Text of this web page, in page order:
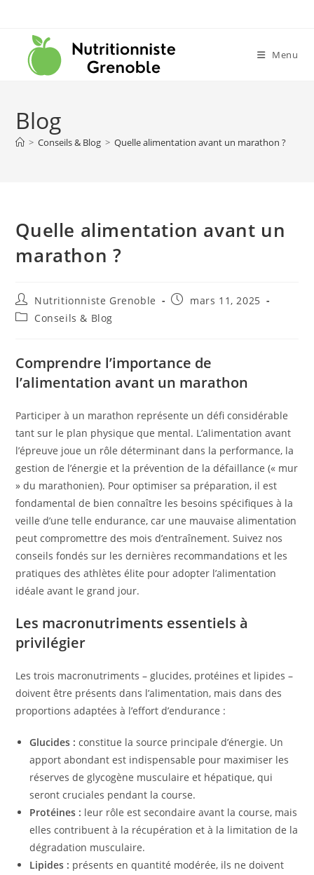
Menu
Blog
> Conseils & Blog > Quelle alimentation avant un marathon ?
Quelle alimentation avant un
marathon ?
Nutritionniste Grenoble
mars 11, 2025
Conseils & Blog
Comprendre l’importance de
l’alimentation avant un marathon
Participer à un marathon représente un défi considérable
tant sur le plan physique que mental. L’alimentation avant
l’épreuve joue un rôle déterminant dans la performance, la
gestion de l’énergie et la prévention de la défaillance (« mur
» du marathonien). Pour optimiser sa préparation, il est
fondamental de bien connaître les besoins spécifiques à la
veille d’une telle endurance, car une mauvaise alimentation
peut compromettre des mois d’entraînement. Suivez nos
conseils fondés sur les dernières recommandations et les
pratiques des athlètes élite pour adopter l’alimentation
idéale avant le grand jour.
Les macronutriments essentiels à
privilégier
Les trois macronutriments – glucides, protéines et lipides –
doivent être présents dans l’alimentation, mais dans des
proportions adaptées à l’effort d’endurance :
Glucides : constitue la source principale d’énergie. Un
apport abondant est indispensable pour maximiser les
réserves de glycogène musculaire et hépatique, qui
seront cruciales pendant la course.
Protéines : leur rôle est secondaire avant la course, mais
elles contribuent à la récupération et à la limitation de la
dégradation musculaire.
Lipides : présents en quantité modérée, ils ne doivent